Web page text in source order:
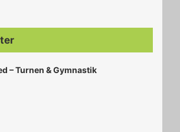
– Turnen & Gymnastik